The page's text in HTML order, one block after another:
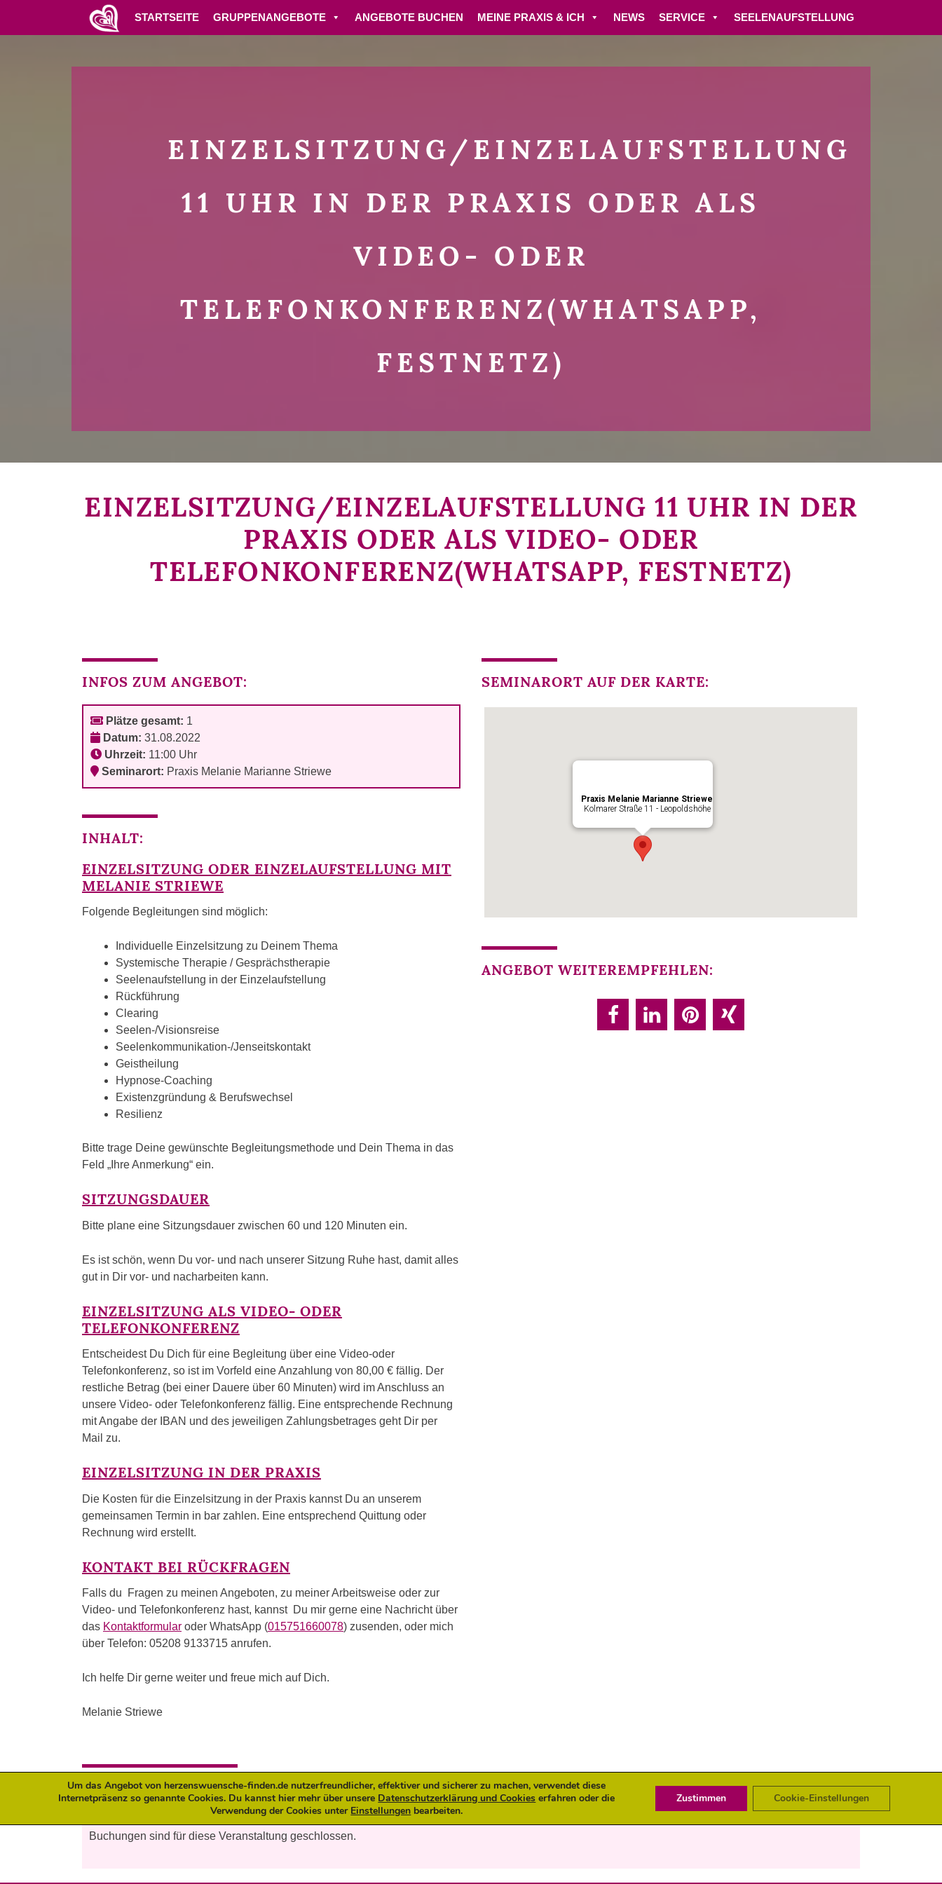
STARTSEITE GRUPPENANGEBOTE ANGEBOTE BUCHEN MEINE PRAXIS & ICH NEWS SERVICE SEELENAUFSTELLUNG
EINZELSITZUNG/EINZELAUFSTELLUNG
11 UHR IN DER PRAXIS ODER ALS
VIDEO- ODER
TELEFONKONFERENZ(WHATSAPP,
FESTNETZ)
EINZELSITZUNG/EINZELAUFSTELLUNG 11 UHR IN DER
PRAXIS ODER ALS VIDEO- ODER
TELEFONKONFERENZ(WHATSAPP, FESTNETZ)
INFOS ZUM ANGEBOT:
Plätze gesamt: 1
Datum: 31.08.2022
Uhrzeit: 11:00 Uhr
Seminarort: Praxis Melanie Marianne Striewe
INHALT:
EINZELSITZUNG ODER EINZELAUFSTELLUNG MIT
MELANIE STRIEWE
Folgende Begleitungen sind möglich:
Individuelle Einzelsitzung zu Deinem Thema
Systemische Therapie / Gesprächstherapie
Seelenaufstellung in der Einzelaufstellung
Rückführung
Clearing
Seelen-/Visionsreise
Seelenkommunikation-/Jenseitskontakt
Geistheilung
Hypnose-Coaching
Existenzgründung & Berufswechsel
Resilienz
Bitte trage Deine gewünschte Begleitungsmethode und Dein Thema in das
Feld „Ihre Anmerkung“ ein.
SITZUNGSDAUER
Bitte plane eine Sitzungsdauer zwischen 60 und 120 Minuten ein.
Es ist schön, wenn Du vor- und nach unserer Sitzung Ruhe hast, damit alles
gut in Dir vor- und nacharbeiten kann.
EINZELSITZUNG ALS VIDEO- ODER
TELEFONKONFERENZ
Entscheidest Du Dich für eine Begleitung über eine Video-oder
Telefonkonferenz, so ist im Vorfeld eine Anzahlung von 80,00 € fällig. Der
restliche Betrag (bei einer Dauere über 60 Minuten) wird im Anschluss an
unsere Video- oder Telefonkonferenz fällig. Eine entsprechende Rechnung
mit Angabe der IBAN und des jeweiligen Zahlungsbetrages geht Dir per
Mail zu.
EINZELSITZUNG IN DER PRAXIS
Die Kosten für die Einzelsitzung in der Praxis kannst Du an unserem
gemeinsamen Termin in bar zahlen. Eine entsprechend Quittung oder
Rechnung wird erstellt.
KONTAKT BEI RÜCKFRAGEN
Falls du Fragen zu meinen Angeboten, zu meiner Arbeitsweise oder zur
Video- und Telefonkonferenz hast, kannst Du mir gerne eine Nachricht über
das Kontaktformular oder WhatsApp (015751660078) zusenden, oder mich
über Telefon: 05208 9133715 anrufen.
Ich helfe Dir gerne weiter und freue mich auf Dich.
Melanie Striewe
SEMINARORT AUF DER KARTE:
Praxis Melanie Marianne Striewe
Kolmarer Straße 11 - Leopoldshöhe
ANGEBOT WEITEREMPFEHLEN:
ANGEBOT JETZT BUCHEN:
Buchungen sind für diese Veranstaltung geschlossen.
Um das Angebot von herzenswuensche-finden.de nutzerfreundlicher, effektiver und sicherer zu machen, verwendet diese
Internetpräsenz so genannte Cookies. Du kannst hier mehr über unsere Datenschutzerklärung und Cookies erfahren oder die
Verwendung der Cookies unter Einstellungen bearbeiten.
Zustimmen Cookie-Einstellungen